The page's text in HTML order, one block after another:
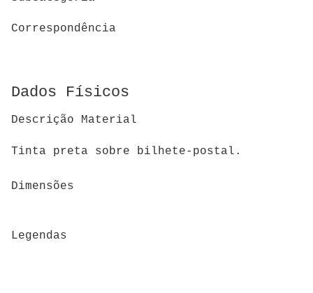
Correspondência
Dados Físicos
Descrição Material
Tinta preta sobre bilhete-postal.
Dimensões
Legendas